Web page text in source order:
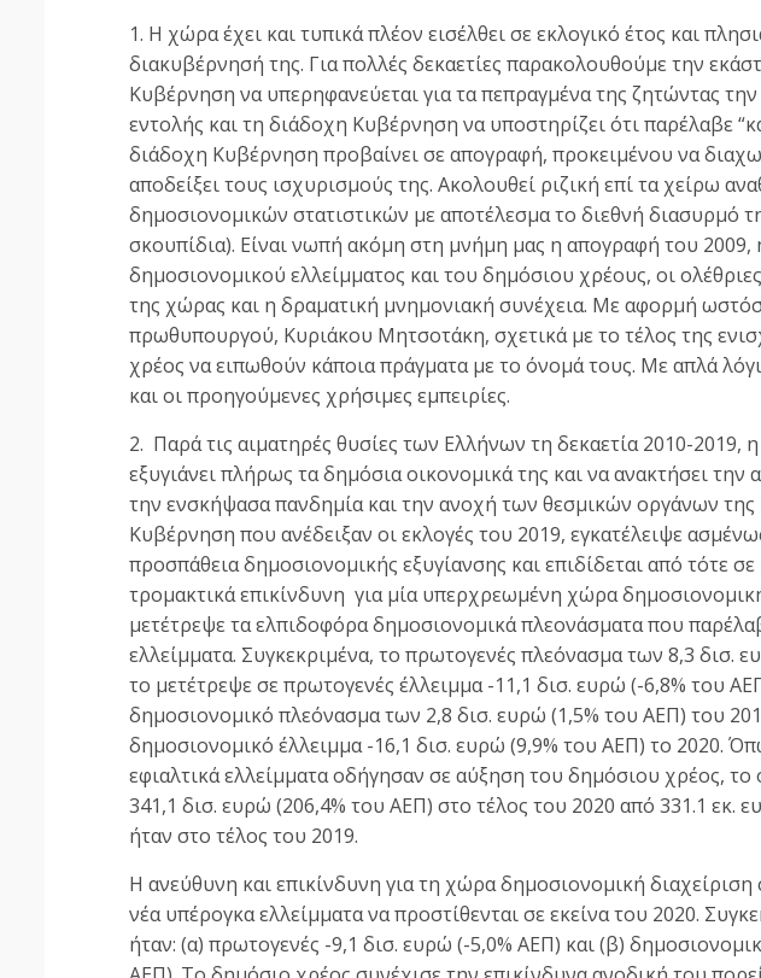
1. Η χώρα έχει και τυπικά πλέον εισέλθει σε εκλογικό έτος και
διακυβέρνησή της. Για πολλές δεκαετίες παρακολουθούμε την
Κυβέρνηση να υπερηφανεύεται για τα πεπραγμένα της ζητώντας
εντολής και τη διάδοχη Κυβέρνηση να υποστηρίζει ότι παρέλαβε
διάδοχη Κυβέρνηση προβαίνει σε απογραφή, προκειμένου να
αποδείξει τους ισχυρισμούς της. Ακολουθεί ριζική επί τα χείρω
δημοσιονομικών στατιστικών με αποτέλεσμα το διεθνή διασυρμό
σκουπίδια). Είναι νωπή ακόμη στη μνήμη μας η απογραφή του 2009,
δημοσιονομικού ελλείμματος και του δημόσιου χρέους, οι
της χώρας και η δραματική μνημονιακή συνέχεια. Με αφορμή
πρωθυπουργού, Κυριάκου Μητσοτάκη, σχετικά με το τέλος της
χρέος να ειπωθούν κάποια πράγματα με το όνομά τους. Με απλά
και οι προηγούμενες χρήσιμες εμπειρίες.
2. Παρά τις αιματηρές θυσίες των Ελλήνων τη δεκαετία 2010-2019,
εξυγιάνει πλήρως τα δημόσια οικονομικά της και να ανακτήσει την
την ενσκήψασα πανδημία και την ανοχή των θεσμικών οργάνων
Κυβέρνηση που ανέδειξαν οι εκλογές του 2019, εγκατέλειψε
προσπάθεια δημοσιονομικής εξυγίανσης και επιδίδεται από τότε
τρομακτικά επικίνδυνη για μία υπερχρεωμένη χώρα
μετέτρεψε τα ελπιδοφόρα δημοσιονομικά πλεονάσματα που
ελλείμματα. Συγκεκριμένα, το πρωτογενές πλεόνασμα των 8,3 δισ.
το μετέτρεψε σε πρωτογενές έλλειμμα -11,1 δισ. ευρώ (-6,8% του
δημοσιονομικό πλεόνασμα των 2,8 δισ. ευρώ (1,5% του ΑΕΠ) του
δημοσιονομικό έλλειμμα -16,1 δισ. ευρώ (9,9% του ΑΕΠ) το 2020.
εφιαλτικά ελλείμματα οδήγησαν σε αύξηση του δημόσιου χρέος, το
341,1 δισ. ευρώ (206,4% του ΑΕΠ) στο τέλος του 2020 από 331.1 εκ.
ήταν στο τέλος του 2019.
Η ανεύθυνη και επικίνδυνη για τη χώρα δημοσιονομική διαχείριση
νέα υπέρογκα ελλείμματα να προστίθενται σε εκείνα του 2020.
ήταν: (α) πρωτογενές -9,1 δισ. ευρώ (-5,0% ΑΕΠ) και (β)